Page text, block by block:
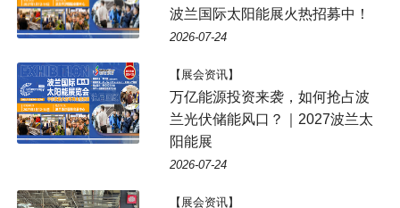
波兰国际太阳能展火热招募中！
2026-07-24
【展会资讯】
万亿能源投资来袭，如何抢占波
兰光伏储能风口？｜2027波兰太
阳能展
2026-07-24
【展会资讯】